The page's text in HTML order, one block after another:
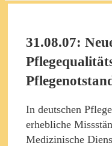
31.08.07:
In deutschen
erhebliche
Medizinische